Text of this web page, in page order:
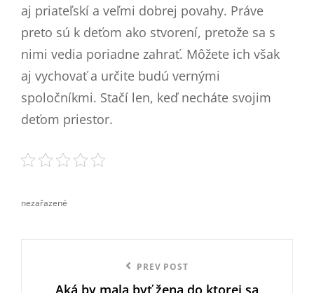
aj priateľskí a veľmi dobrej povahy. Práve
preto sú k deťom ako stvorení, pretože sa s
nimi vedia poriadne zahrať. Môžete ich však
aj vychovať a určite budú vernými
spoločníkmi. Stačí len, keď necháte svojim
deťom priestor.
categories
nezařazené
PREV POST
Aká by mala byť žena do ktorej sa